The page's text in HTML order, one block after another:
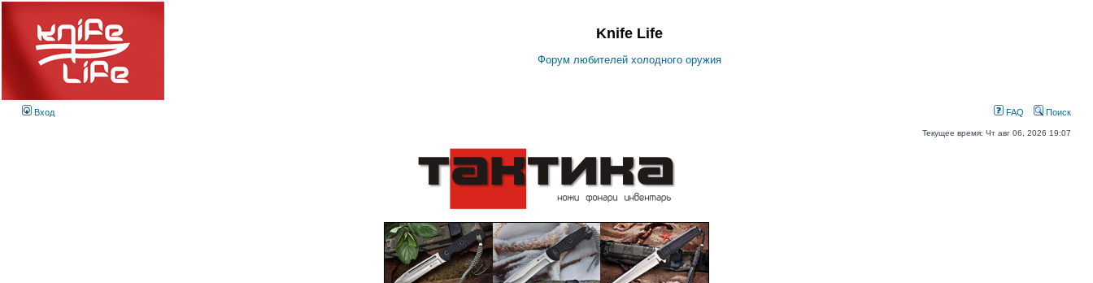
Knife Life
Форум любителей холодного оружия
Вход FAQ Поиск
Текущее время: Чт авг 06, 2026 19:07